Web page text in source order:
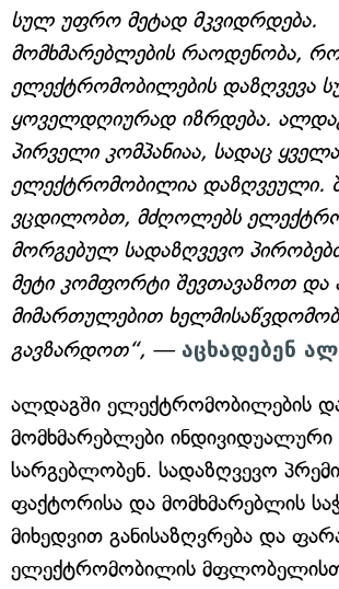
სულ უფრო მეტად მკვიდრდება.
მომხმარებლების რაოდენობა,
ელექტრომობილების დაზღვევა
ყოველდღიურად იზრდება.
პირველი კომპანიაა, სადაც
ელექტრომობილია დაზღვეული.
ვცდილობთ, მძღოლებს
მორგებულ სადაზღვევო
მეტი კომფორტი შევთავაზოთ და
მიმართულებით
გავზარდოთ“, —აცხადებენ
ალდაგში ელექტრომობილების
მომხმარებლები ინდივიდუალური
სარგებლობენ. სადაზღვევო
ფაქტორისა და მომხმარებლის
მიხედვით განისაზღვრება და
ელექტრომობილის